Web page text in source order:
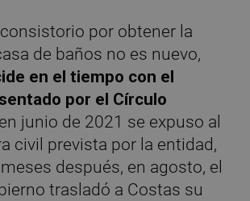
por obtener la
de baños no es nuevo,
en el tiempo con el
por el Círculo
junio de 2021 se expuso al
civil prevista por la entidad,
después, en agosto, el
trasladó a Costas su